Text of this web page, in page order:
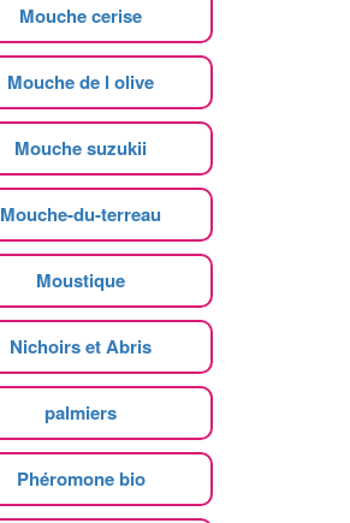
Mouche cerise
Mouche de l olive
Mouche suzukii
Mouche-du-terreau
Moustique
Nichoirs et Abris
palmiers
Phéromone bio